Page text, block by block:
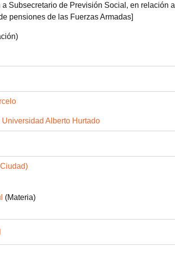
a Subsecretario de Previsión Social, en relación a
pensiones de las Fuerzas Armadas]
Alberto Hurtado
(Materia)